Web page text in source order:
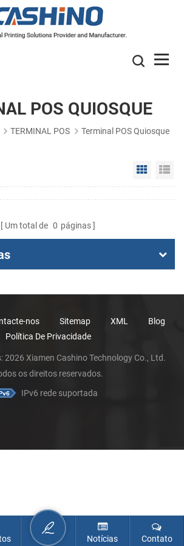
POS QUIOSQUE
TERMINAL POS Terminal POS Quiosque
Grid
Um total de 0 páginas
nos Sitemap XML
Blog
Política De Privacidade
Xiamen Cashino Technology Co., Ltd.
os direitos reservados.
IPv6 rede suportada
Notícias Contato